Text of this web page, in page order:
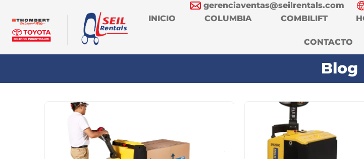
gerenciaventas@seilrentals.com
INICIO
COLUMBIA COMBILIFT
CONTACTO
Blog